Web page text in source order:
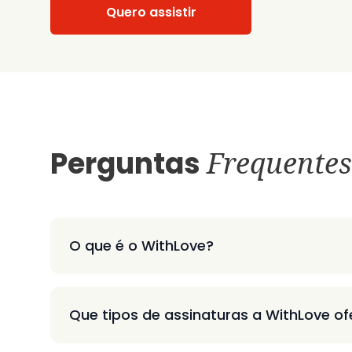
Quero assistir
PerguntasFrequentes
O que é o WithLove?
Que tipos de assinaturas a WithLove